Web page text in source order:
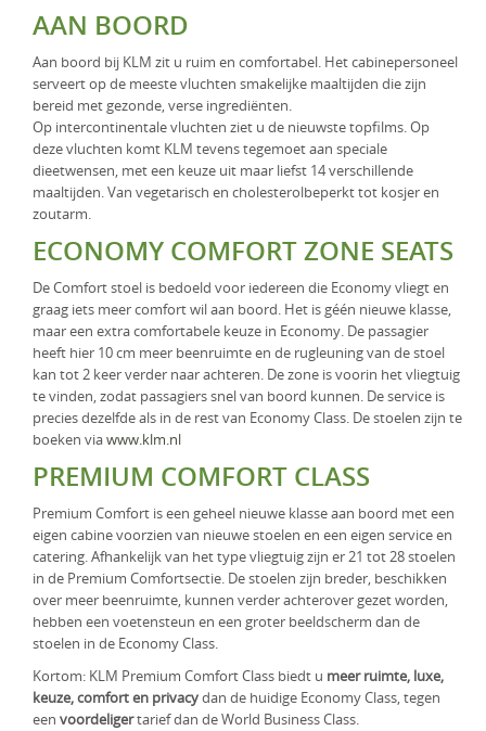
AAN BOORD
Aan boord bij KLM zit u ruim en comfortabel. Het cabinepersoneel
serveert op de meeste vluchten smakelijke maaltijden die zijn
bereid met gezonde, verse ingrediënten.
Op intercontinentale vluchten ziet u de nieuwste topfilms. Op
deze vluchten komt KLM tevens tegemoet aan speciale
dieetwensen, met een keuze uit maar liefst 14 verschillende
maaltijden. Van vegetarisch en cholesterolbeperkt tot kosjer en
zoutarm.
ECONOMY COMFORT ZONE SEATS
De Comfort stoel is bedoeld voor iedereen die Economy vliegt en
graag iets meer comfort wil aan boord. Het is géén nieuwe klasse,
maar een extra comfortabele keuze in Economy. De passagier
heeft hier 10 cm meer beenruimte en de rugleuning van de stoel
kan tot 2 keer verder naar achteren. De zone is voorin het vliegtuig
te vinden, zodat passagiers snel van boord kunnen. De service is
precies dezelfde als in de rest van Economy Class. De stoelen zijn te
boeken viawww.klm.nl
PREMIUM COMFORT CLASS
Premium Comfort is een geheel nieuwe klasse aan boord met een
eigen cabine voorzien van nieuwe stoelen en een eigen service en
catering. Afhankelijk van het type vliegtuig zijn er 21 tot 28 stoelen
in de Premium Comfortsectie. De stoelen zijn breder, beschikken
over meer beenruimte, kunnen verder achterover gezet worden,
hebben een voetensteun en een groter beeldscherm dan de
stoelen in de Economy Class.
Kortom: KLM Premium Comfort Class biedt u meer ruimte, luxe,
keuze, comfort en privacydan de huidige Economy Class, tegen
een voordeligertarief dan de World Business Class.